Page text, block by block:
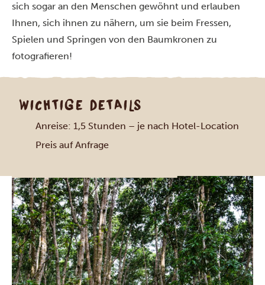
sich sogar an den Menschen gewöhnt und erlauben
Ihnen, sich ihnen zu nähern, um sie beim Fressen,
Spielen und Springen von den Baumkronen zu
fotografieren!
WICHTIGE DETAILS
Anreise: 1,5 Stunden – je nach Hotel-Location
Preis auf Anfrage